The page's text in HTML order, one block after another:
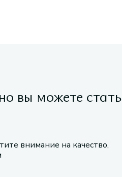
вы можете стать
внимание на качество,